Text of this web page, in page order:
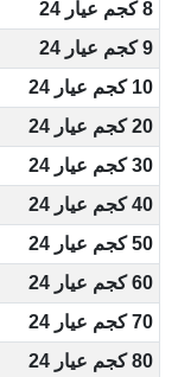
8 كجم عيار 24
9 كجم عيار 24
10 كجم عيار 24
20 كجم عيار 24
30 كجم عيار 24
40 كجم عيار 24
50 كجم عيار 24
60 كجم عيار 24
70 كجم عيار 24
80 كجم عيار 24